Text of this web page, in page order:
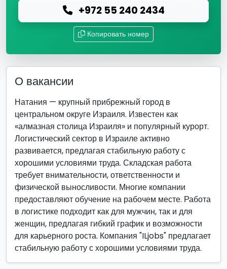
+972 55 240 2434
Копировать номер
О вакансии
Натания — крупный прибрежный город в
центральном округе Израиля. Известен как
«алмазная столица Израиля» и популярный курорт.
Логистический сектор в Израиле активно
развивается, предлагая стабильную работу с
хорошими условиями труда. Складская работа
требует внимательности, ответственности и
физической выносливости. Многие компании
предоставляют обучение на рабочем месте. Работа
в логистике подходит как для мужчин, так и для
женщин, предлагая гибкий график и возможности
для карьерного роста. Компания "ILjobs" предлагает
стабильную работу с хорошими условиями труда.